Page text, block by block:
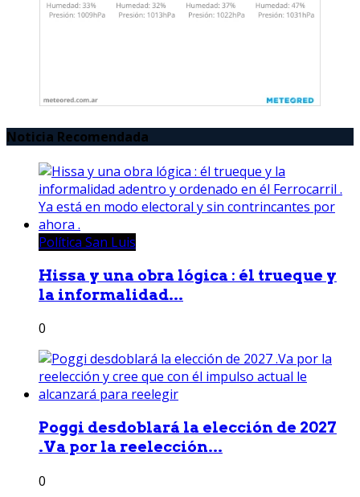
Noticia Recomendada
Política San Luis
Hissa y una obra lógica : él trueque y
la informalidad...
0
Poggi desdoblará la elección de 2027
.Va por la reelección...
0